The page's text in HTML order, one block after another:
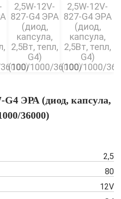
G4 ЭРА (диод, капсула,
36000)
2,5
80
12V